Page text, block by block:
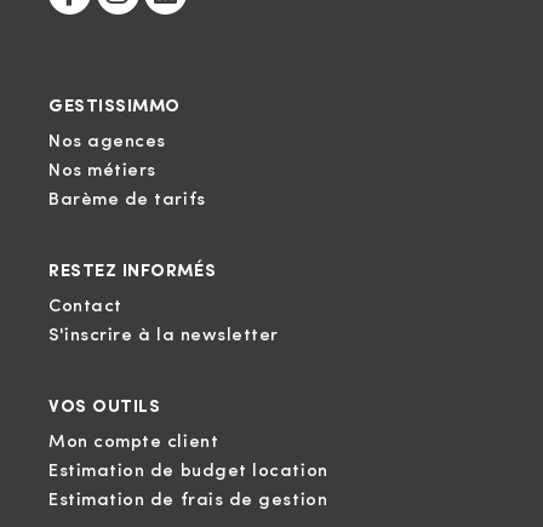
GESTISSIMMO
Nos agences
Nos métiers
Barème de tarifs
RESTEZ INFORMÉS
Contact
S'inscrire à la newsletter
VOS OUTILS
Mon compte client
Estimation de budget location
Estimation de frais de gestion